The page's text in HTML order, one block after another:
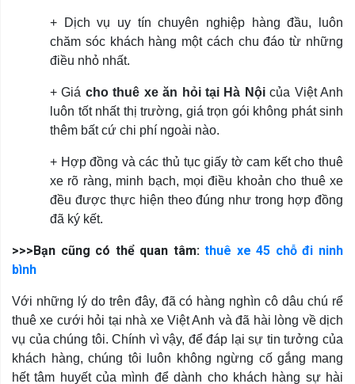
+ Dịch vụ uy tín chuyên nghiệp hàng đầu, luôn
chăm sóc khách hàng một cách chu đáo từ những
điều nhỏ nhất.
+ Giá cho thuê xe ăn hỏi tại Hà Nộicủa Việt Anh
luôn tốt nhất thị trường, giá trọn gói không phát sinh
thêm bất cứ chi phí ngoài nào.
+ Hợp đồng và các thủ tục giấy tờ cam kết cho thuê
xe rõ ràng, minh bạch, mọi điều khoản cho thuê xe
đều được thực hiện theo đúng như trong hợp đồng
đã ký kết.
>>>Bạn cũng có thể quan tâm:thuê xe 45 chỗ đi ninh
bình
Với những lý do trên đây, đã có hàng nghìn cô dâu chú rể
thuê xe cưới hỏi tại nhà xe Việt Anh và đã hài lòng về dịch
vụ của chúng tôi. Chính vì vậy, để đáp lại sự tin tưởng của
khách hàng, chúng tôi luôn không ngừng cố gắng mang
hết tâm huyết của mình để dành cho khách hàng sự hài